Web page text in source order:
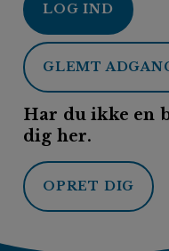
LOG IND
GLEMT
Har du ikke en
dig her.
OPRET DIG